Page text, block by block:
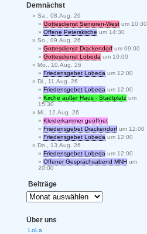
Demnächst
Sa., 08.Aug. 26
Gottesdienst Senioren-West um 10:30
Offene Peterskirche um 14:30
So., 09.Aug. 26
Gottesdienst Drackendorf um 09:00
Gottesdienst Lobeda um 10:00
Mo., 10.Aug. 26
Friedensgebet Lobeda um 12:00
Di., 11.Aug. 26
Friedensgebet Lobeda um 12:00
Kirche außer Haus - Stadtplatz um
15:30
Mi., 12.Aug. 26
Kleiderkammer geöffnet
Friedensgebet Drackendorf um 12:00
Friedensgebet Lobeda um 12:00
Do., 13.Aug. 26
Friedensgebet Lobeda um 12:00
Offener Gesprächsabend MNH um
20:00
Beiträge
Über uns
LoLa